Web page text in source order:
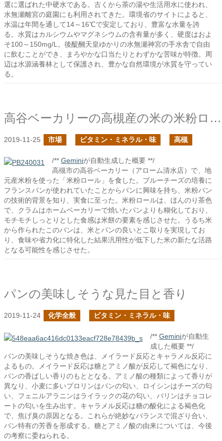
選に選ばれた中硬水である。古くから茶の湯や生活用水に使われ、
水無瀬離宮の庭園にも利用されてきた。環境省のサイトによると、
水温は年間を通して14～16℃で安定しており、豊富な水量を誇
る。水質はカルシウムやマグネシウムの含有量が多く、硬度はおよ
そ100～150mg/L。後醍醐天皇ゆかりの水無瀬神宮の手水舎で自由
に飲むことができ、まろやかな口当たりとわずかな苦味が特徴。周
辺は水源涵養林として保護され、豊かな自然環境が水質を守ってい
る。
高谷ベーカリーの高槻産の米の米粉ロール
2019-11-25 市場 ビタミン・ミネラル・味 高槻
/** Geminiが自動生成した概要 **/
高槻市の高谷ベーカリー（アローム清水店）で、地
元産米粉を使った「米粉ロール」を食した。ブルーチーズの培養に
フランスパンが使われていたことからパンに興味を持ち、米粉パン
の技術的背景を知り、実食に至った。米粉ロールは、ほんのり茶色
で、クラムはホームベーカリーで焼いたパンよりも糊化しており、
モチモチしっとりとした食感は米餅の要素を感じさせた。うるち米
から作られたこのパンは、米とパンの良いとこ取りを実現してお
り、食味や省力化に特化した結果汎用性が低下した米の新たな活路
となる可能性を感じさせた。
パンの美味しそうな見た目と香り
2019-11-24 化学全般 ビタミン・ミネラル・味
/** Geminiが自動生
成した概要 **/
パンの美味しそうな焼き色は、メイラード反応とキャラメル反応に
よるもの。メイラード反応は糖とアミノ酸が反応して褐色になり、
パンの香ばしい香りのもととなる。アミノ酸の種類によって香りが
異なり、小麦に多いプロリンはパンの匂い、ロイシンはチーズの匂
い、フェニルアラニンはライラックの花の匂い、バリンはチョコレ
ートの匂いを生み出す。キャラメル反応は糖の酸化による褐色化
で、焦げ臭の原因となる。これらが絶妙なバランスで混ざり合い、
パン特有の芳香を形成する。糖とアミノ酸の由来については、今後
の考察に委ねられる。